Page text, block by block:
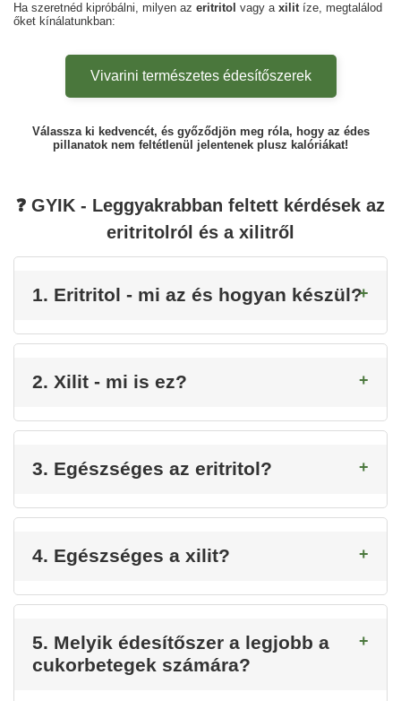
Ha szeretnéd kipróbálni, milyen az eritritol vagy a xilitíze, megtalálod
őket kínálatunkban:
Vivarini természetes édesítőszerek
Válassza ki kedvencét, és győződjön meg róla, hogy az édes
pillanatok nem feltétlenül jelentenek plusz kalóriákat!
❓ GYIK - Leggyakrabban feltett kérdések az
eritritolról és a xilitről
1. Eritritol - mi az és hogyan készül?
2. Xilit - mi is ez?
3. Egészséges az eritritol?
4. Egészséges a xilit?
5. Melyik édesítőszer a legjobb a
cukorbetegek számára?